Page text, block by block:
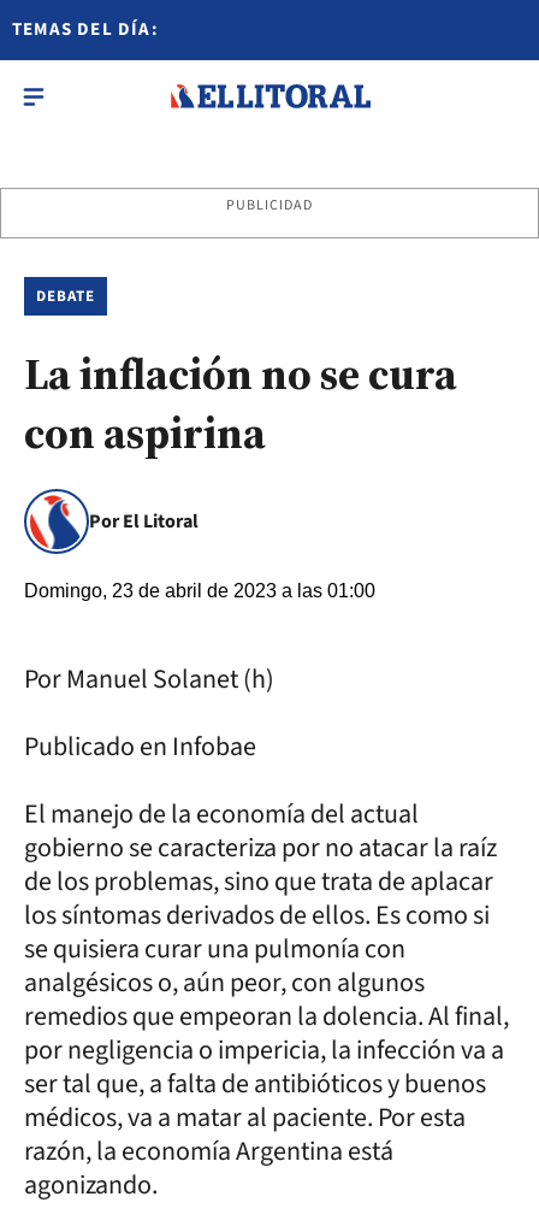
TEMAS DEL DÍA:
PUBLICIDAD
DEBATE
La inflación no se cura
con aspirina
Por El Litoral
Domingo, 23 de abril de 2023 a las 01:00
Por Manuel Solanet (h)
Publicado en Infobae
El manejo de la economía del actual
gobierno se caracteriza por no atacar la raíz
de los problemas, sino que trata de aplacar
los síntomas derivados de ellos. Es como si
se quisiera curar una pulmonía con
analgésicos o, aún peor, con algunos
remedios que empeoran la dolencia. Al final,
por negligencia o impericia, la infección va a
ser tal que, a falta de antibióticos y buenos
médicos, va a matar al paciente. Por esta
razón, la economía Argentina está
agonizando.